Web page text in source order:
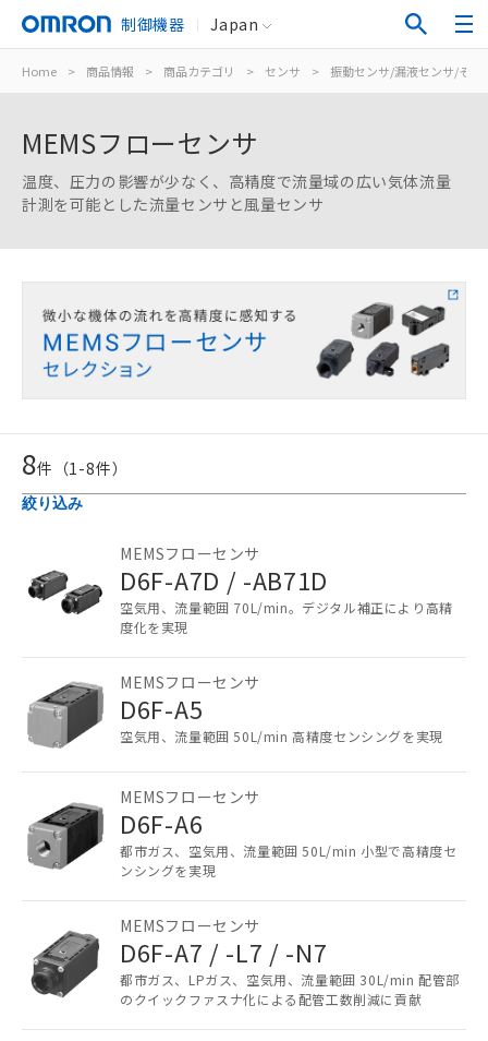
制御機器 Japan
Home > 商品情報 > 商品カテゴリ > センサ > 振動センサ/漏液センサ/その
MEMSフローセンサ
温度、圧力の影響が少なく、高精度で流量域の広い気体流量
計測を可能とした流量センサと風量センサ
8件（1 -8件）
絞り込み
MEMSフローセンサ
D6F-A7D / -AB71D
空気用、流量範囲 70L/min。デジタル補正により高精
度化を実現
MEMSフローセンサ
D6F-A5
空気用、流量範囲 50L/min 高精度センシングを実現
MEMSフローセンサ
D6F-A6
都市ガス、空気用、流量範囲 50L/min 小型で高精度セ
ンシングを実現
MEMSフローセンサ
D6F-A7 / -L7 / -N7
都市ガス、LPガス、空気用、流量範囲 30L/min 配管部
のクイックファスナ化による配管工数削減に貢献
ご利用条件
以下の条件をお読みいただき、同意のうえ
ご利用ください。